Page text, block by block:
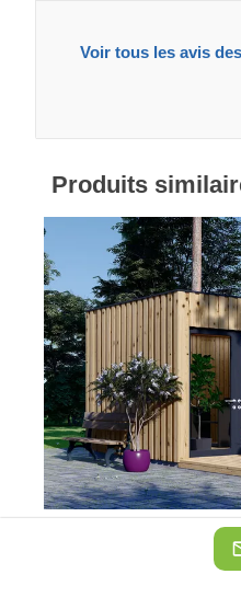
Voir tous les avis
Produits
Bureau de jardin